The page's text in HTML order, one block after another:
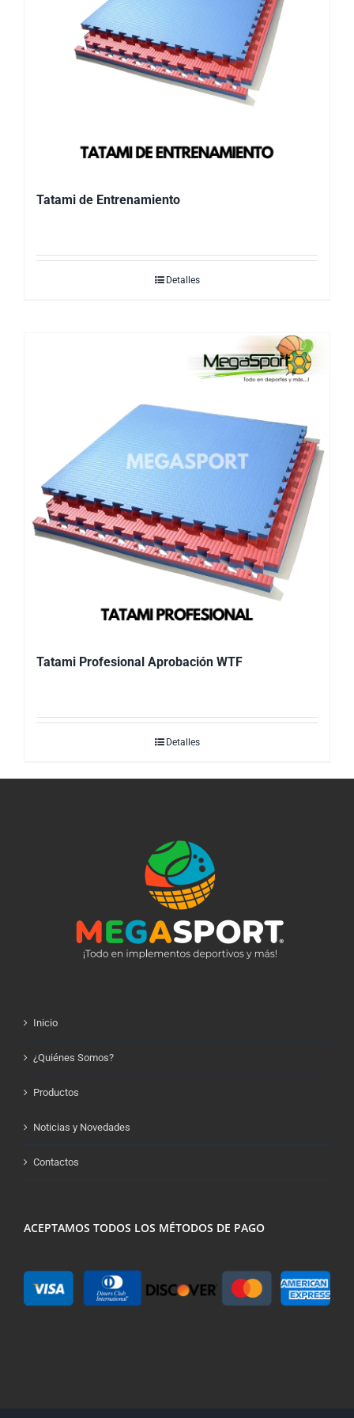
Tatami de Entrenamiento
Detalles
Tatami Profesional Aprobación WTF
Detalles
Inicio
¿Quiénes Somos?
Productos
Noticias y Novedades
Contactos
ACEPTAMOS TODOS LOS MÉTODOS DE PAGO